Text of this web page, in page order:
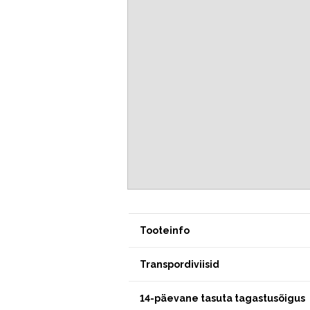
Tooteinfo
Transpordiviisid
14-päevane tasuta tagastusõigus